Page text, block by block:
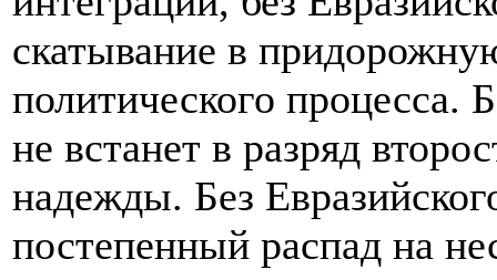
скатывание в
политического процесса.
не встанет в разряд
надежды. Без
постепенный распад на